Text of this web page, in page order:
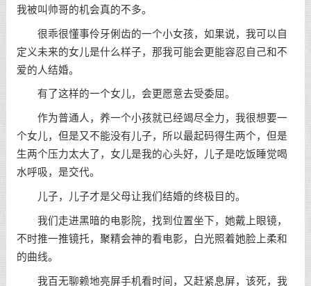
我被叫帅哥的机会真的不多。
很乖很懂事伶牙俐齿的一个小女孩，如果说，我可以自
定义未来的女儿是什么样子，那我可能会更能容忍自己和不
爱的人结婚。
有了这样的一个女儿，会更愿意去受委屈。
作为普通人，养一个小孩就已经竭尽全力，我很想要一
个女儿，但是又不能没有儿子，所以最起码得生两个，但是
生两个压力太大了，女儿是我的心头好，儿子是吃饭睡觉喝
水呼吸，是交代。
儿子，儿子才是父母让我们结婚的终极目的。
我们走进黑暗的电影院，找到位置坐下，她戴上眼镜，
不时推一推镜托，聚精会神的看电影，白光照着她脸上柔和
的曲线。
我百无聊赖地亮屏手机看时间，又赶紧息屏，该死，我